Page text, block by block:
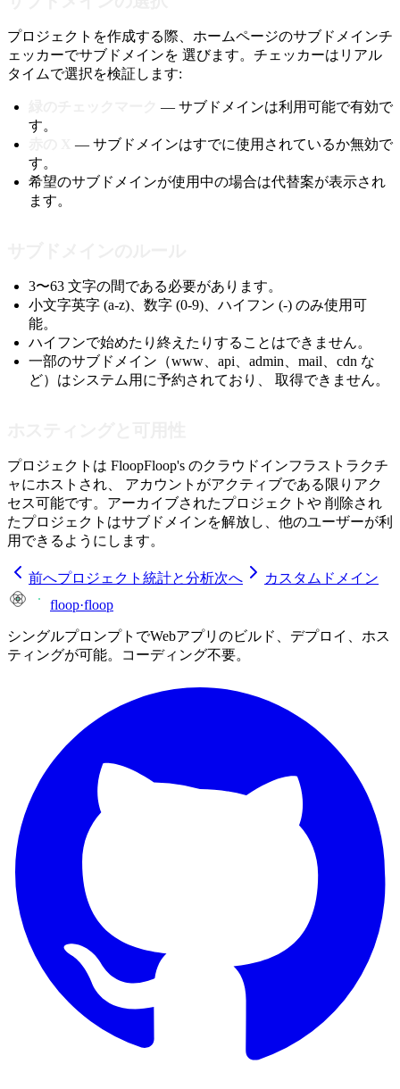
プロジェクトを作成する際、ホームページのサブドメインチ
ェッカーでサブドメインを 選びます。チェッカーはリアル
タイムで選択を検証します:
— サブドメインは利用可能で有効で
す。
— サブドメインはすでに使用されているか無効で
す。
希望のサブドメインが使用中の場合は代替案が表示され
ます。
3〜63 文字の間である必要があります。
小文字英字 (a-z)、数字 (0-9)、ハイフン (-) のみ使用可
能。
ハイフンで始めたり終えたりすることはできません。
一部のサブドメイン（www、api、admin、mail、cdn な
ど）はシステム用に予約されており、 取得できません。
プロジェクトは FloopFloop's のクラウドインフラストラクチ
ャにホストされ、 アカウントがアクティブである限りアク
セス可能です。アーカイブされたプロジェクトや 削除され
たプロジェクトはサブドメインを解放し、他のユーザーが利
用できるようにします。
前へプロジェクト統計と分析次へ
カスタムドメイン
floop·floop
シングルプロンプトでWebアプリのビルド、デプロイ、ホス
ティングが可能。コーディング不要。